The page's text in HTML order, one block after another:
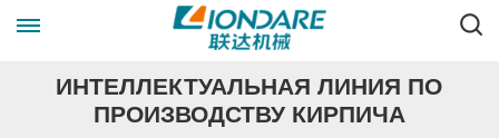
ИНТЕЛЛЕКТУАЛЬНАЯ ЛИНИЯ ПО
ПРОИЗВОДСТВУ КИРПИЧА